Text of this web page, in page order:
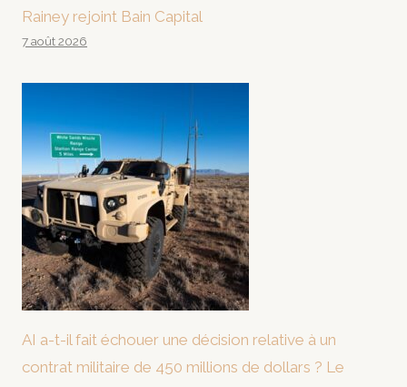
Rainey rejoint Bain Capital
7 août 2026
AI a-t-il fait échouer une décision relative à un
contrat militaire de 450 millions de dollars ? Le